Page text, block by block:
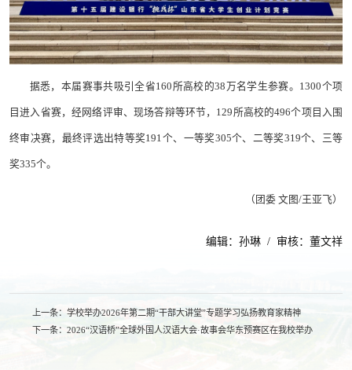
据悉，本届赛事共吸引全省160所高校的38万名学生参赛。1300个项
目进入省赛，经网络评审、现场答辩等环节，129所高校的496个项目入围
终审决赛，最终评选出特等奖191个、一等奖305个、二等奖319个、三等
奖335个。
（团委 文图/王亚飞）
编辑：孙琳 / 审核：董文祥
上一条： 学校举办2026年第二期“干部大讲堂”专题学习弘扬教育家精神
下一条： 2026“汉语桥”全球外国人汉语大会·故事会华东预赛区在我校举办